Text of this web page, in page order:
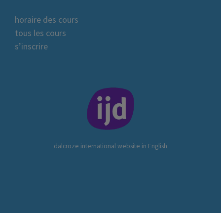
horaire des cours
tous les cours
s’inscrire
dalcroze international website in English